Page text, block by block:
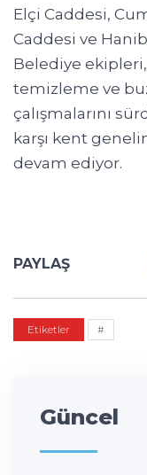
Elçi Caddesi,
Caddesi ve
Belediye
temizleme ve
çalışmalarını
karşı kent
devam ediyor.
PAYLAŞ
Etiketler #
Güncel